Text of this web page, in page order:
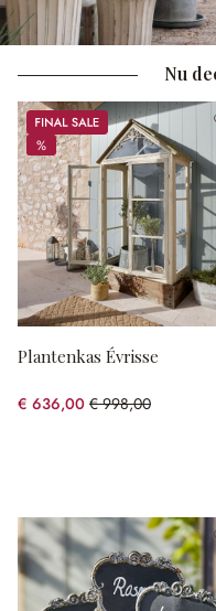
Nu
Sale
%
%
Plantenkas Évrisse
€ 636,00 € 998,00
(36.27% gespart)